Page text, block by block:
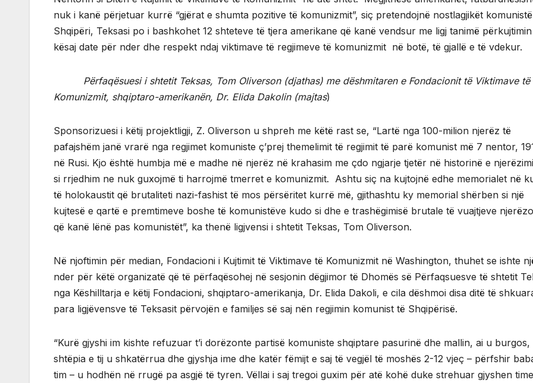
nuk i kanë përjetuar kurrë “gjërat e shumta pozitive të komunizmit”, siç pretendojnë nostlagjikët
Shqipëri, Teksasi po i bashkohet 12 shteteve të tjera amerikane që kanë vendsur me ligj tanimë
kësaj date për nder dhe respekt ndaj viktimave të regjimeve të komunizmit në botë, të gjallë e të vdekur.
Përfaqësuesi i shtetit Teksas, Tom Oliverson (djathas) me dëshmitaren e Fondacionit të Viktimave të
Komunizmit, shqiptaro-amerikanën, Dr. Elida Dakolin (majtas)
Sponsorizuesi i këtij projektligji, Z. Oliverson u shpreh me këtë rast se, “Lartë nga 100-milion njerëz të
pafajshëm janë vrarë nga regjimet komuniste ç’prej themelimit të regjimit të parë komunist më 7 nentor,
në Rusi. Kjo është humbja më e madhe në njerëz në krahasim me çdo ngjarje tjetër në historinë e
si rrjedhim ne nuk guxojmë ti harrojmë tmerret e komunizmit. Ashtu siç na kujtojnë edhe memorialet në
të holokaustit që brutaliteti nazi-fashist të mos përsëritet kurrë më, gjithashtu ky memorial shërben si një
kujtesë e qartë e premtimeve boshe të komunistëve kudo si dhe e trashëgimisë brutale të vuajtjeve
që kanë lënë pas komunistët”, ka thenë ligjvensi i shtetit Teksas, Tom Oliverson.
Në njoftimin për median, Fondacioni i Kujtimit të Viktimave të Komunizmit në Washington, thuhet se ishte
nder për këtë organizatë që të përfaqësohej në sesjonin dëgjimor të Dhomës së Përfaqsuesve të shtetit
nga Këshilltarja e këtij Fondacioni, shqiptaro-amerikanja, Dr. Elida Dakoli, e cila dëshmoi disa ditë të
para ligjëvensve të Teksasit përvojën e familjes së saj nën regjimin komunist të Shqipërisë.
“Kurë gjyshi im kishte refuzuar t’i dorëzonte partisë komuniste shqiptare pasurinë dhe mallin, ai u burgos,
shtëpia e tij u shkatërrua dhe gjyshja ime dhe katër fëmijt e saj të vegjël të moshës 2-12 vjeç – përfshir
tim – u hodhën në rrugë pa asgjë të tyren. Vëllai i saj tregoi guxim për atë kohë duke strehuar gjyshen